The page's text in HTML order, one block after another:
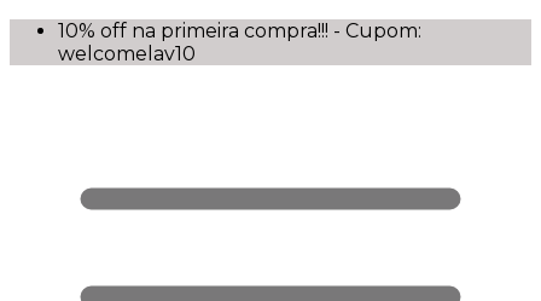
10% off na primeira compra!!! - Cupom:
welcomelav10